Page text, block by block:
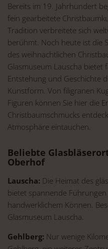
Bereits im 19. Jahrhundert
fein gearbeitete
Tradition verbreitete sich
berühmt. Noch heute ist die
des weihnachtlichen
Glasmuseum Lauscha bietet
Entstehung und Geschichte
Kunstform. Von filigranen
Figuren können Sie hier die
Christbaumschmucks
Atmosphäre eintauchen.
Beliebte
Oberhof
Lauscha: Die Heimat des
bietet spannende
handwerklichem Können.
Glasmuseum Lauscha.
Gehlberg: Nur wenige